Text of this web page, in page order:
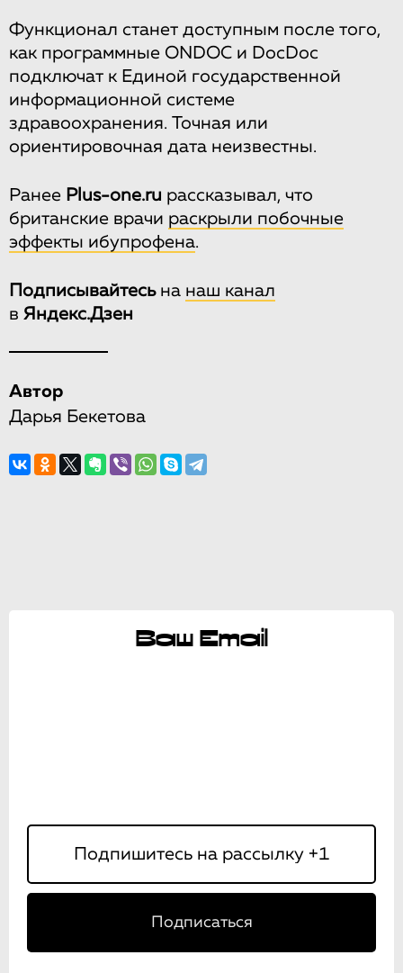
Функционал станет доступным после того,
как программные ONDOC и DocDoc
подключат к Единой государственной
информационной системе
здравоохранения. Точная или
ориентировочная дата неизвестны.
Ранее Plus-one.ru рассказывал, что
британские врачи раскрыли побочные
эффекты ибупрофена.
Подписывайтесьна наш канал
в Яндекс.Дзен
Автор
Дарья Бекетова
Ваш Email
Подписаться